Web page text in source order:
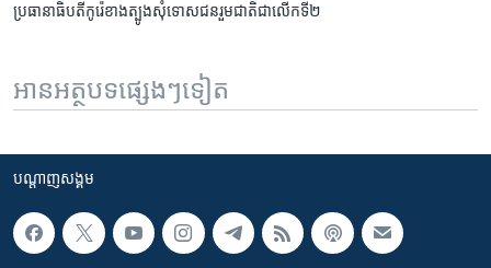
ប្រធានាធិបតី​កូរ៉េ​ខាង​ត្បូង​សុំទោស​ជន​រួម​ជាតិ​ជា​លើក​ទី២
អានអត្ថបទផ្សេងៗទៀត
បណ្តាញ​សង្គម